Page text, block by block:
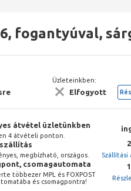
fogantyúval,
Üzleteinkben:
Elfogyott
átvétel üzletünkben
4 átvételi ponton.
megbízható, országos. Szállítási
csomagautomata
többezer MPL és FOXPOST
és csomagpontra!